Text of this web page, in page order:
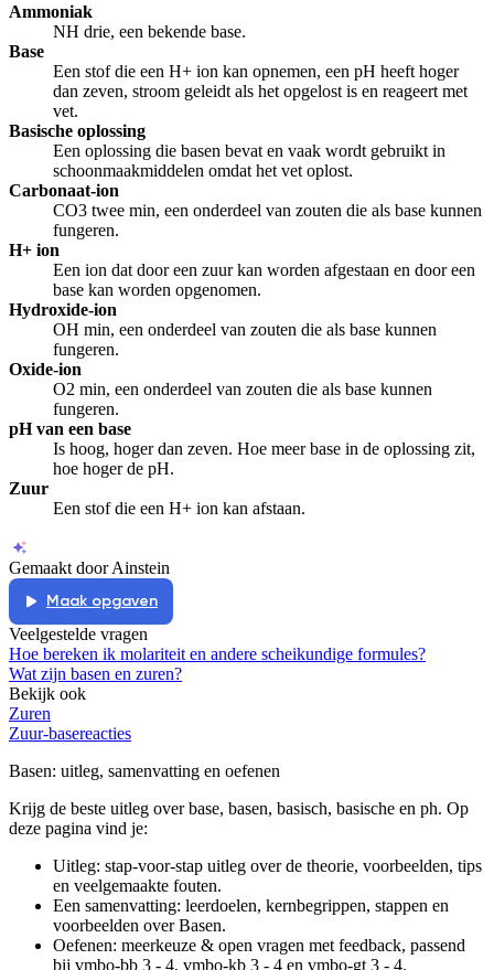
Ammoniak
NH drie, een bekende base.
Base
Een stof die een H+ ion kan opnemen, een pH heeft hoger
dan zeven, stroom geleidt als het opgelost is en reageert met
vet.
Basische oplossing
Een oplossing die basen bevat en vaak wordt gebruikt in
schoonmaakmiddelen omdat het vet oplost.
Carbonaat-ion
CO3 twee min, een onderdeel van zouten die als base kunnen
fungeren.
H+ ion
Een ion dat door een zuur kan worden afgestaan en door een
base kan worden opgenomen.
Hydroxide-ion
OH min, een onderdeel van zouten die als base kunnen
fungeren.
Oxide-ion
O2 min, een onderdeel van zouten die als base kunnen
fungeren.
pH van een base
Is hoog, hoger dan zeven. Hoe meer base in de oplossing zit,
hoe hoger de pH.
Zuur
Een stof die een H+ ion kan afstaan.
Gemaakt door Ainstein
Maak opgaven
Veelgestelde vragen
Hoe bereken ik molariteit en andere scheikundige formules?
Wat zijn basen en zuren?
Bekijk ook
Zuren
Zuur-basereacties
Basen: uitleg, samenvatting en oefenen
Krijg de beste uitleg over base, basen, basisch, basische en ph. Op
deze pagina vind je:
Uitleg: stap-voor-stap uitleg over de theorie, voorbeelden, tips
en veelgemaakte fouten.
Een samenvatting: leerdoelen, kernbegrippen, stappen en
voorbeelden overBasen.
Oefenen: meerkeuze & open vragen met feedback, passend
bij vmbo-bb 3 - 4, vmbo-kb 3 - 4 en vmbo-gt 3 - 4.